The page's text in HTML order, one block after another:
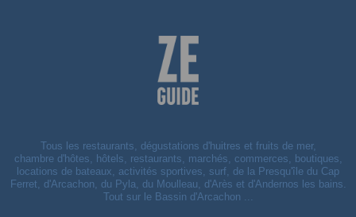
Tous les restaurants, dégustations d'huitres et fruits de mer,
chambre d'hôtes, hôtels, restaurants, marchés, commerces, boutiques,
locations de bateaux, activités sportives, surf, de la Presqu'île du Cap
Ferret, d'Arcachon, du Pyla, du Moulleau, d'Arès et d'Andernos les bains.
Tout sur le Bassin d'Arcachon ...